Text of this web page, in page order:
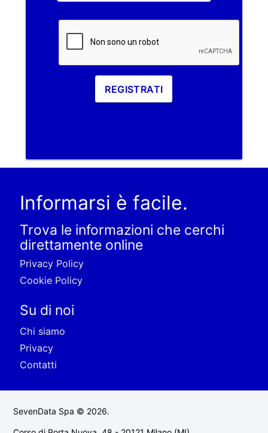
REGISTRATI
Informarsi è facile.
Trova le informazioni che cerchi
direttamente online
Privacy Policy
Cookie Policy
Su di noi
Chi siamo
Privacy
Contatti
SevenData Spa © 2026.